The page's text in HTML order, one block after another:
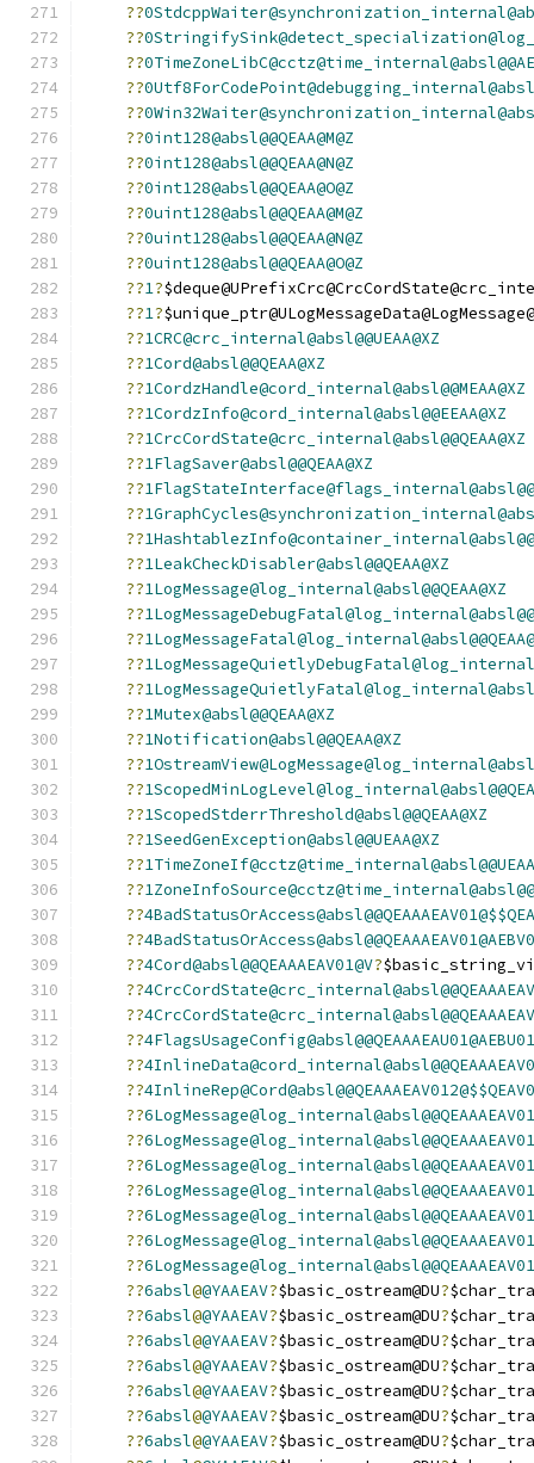
??
??
??
??
??
??0int128@absl@@QEAA@M@Z
??0int128@absl@@QEAA@N@Z
??0int128@absl@@QEAA@O@Z
??0uint128@absl@@QEAA@M@Z
??0uint128@absl@@QEAA@N@Z
??0uint128@absl@@QEAA@O@Z
??1?
??1?
??1CRC@crc_internal@absl@@UEAA@XZ
??1Cord@absl@@QEAA@XZ
??1CordzHandle@cord_internal@absl@@MEAA@XZ
??1CordzInfo@cord_internal@absl@@EEAA@XZ
??1CrcCordState@crc_internal@absl@@QEAA@XZ
??1FlagSaver@absl@@QEAA@XZ
??
??
??
??1LeakCheckDisabler@absl@@QEAA@XZ
??1LogMessage@log_internal@absl@@QEAA@XZ
??
??
??
??
??1Mutex@absl@@QEAA@XZ
??1Notification@absl@@QEAA@XZ
??
??
??1ScopedStderrThreshold@absl@@QEAA@XZ
??1SeedGenException@absl@@UEAA@XZ
??
??
??
??
??4Cord@absl@@QEAAAEAV01@V?
??
??
??
??
??
??
??
??
??
??
??
??
??6absl@@YAAEAV?$basic_ostream@DU?
??6absl@@YAAEAV?$basic_ostream@DU?
??6absl@@YAAEAV?$basic_ostream@DU?
??6absl@@YAAEAV?$basic_ostream@DU?
??6absl@@YAAEAV?$basic_ostream@DU?
??6absl@@YAAEAV?$basic_ostream@DU?
??6absl@@YAAEAV?$basic_ostream@DU?